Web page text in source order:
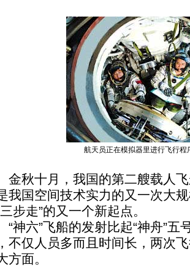
航天员正在模拟器里进行飞行程
秋十月，我国的第二艘载人飞
我国空间技术实力的又一次大
步走”的又一个新起点。
六”飞船的发射比起“神舟”五
不仅人员多而且时间长，两次
方面。